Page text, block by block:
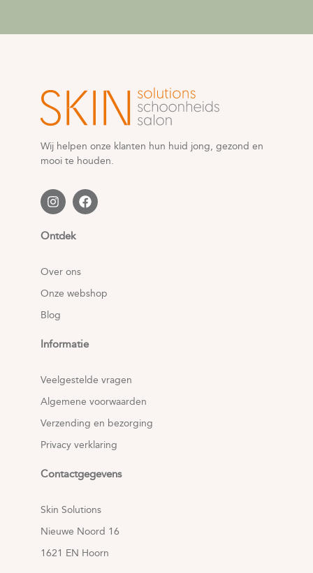
Wij helpen onze klanten hun huid jong, gezond en
mooi te houden.
Ontdek
Over ons
Onze webshop
Blog
Informatie
Veelgestelde vragen
Algemene voorwaarden
Verzending en bezorging
Privacy verklaring
Contactgegevens
Skin Solutions
Nieuwe Noord 16
1621 EN Hoorn